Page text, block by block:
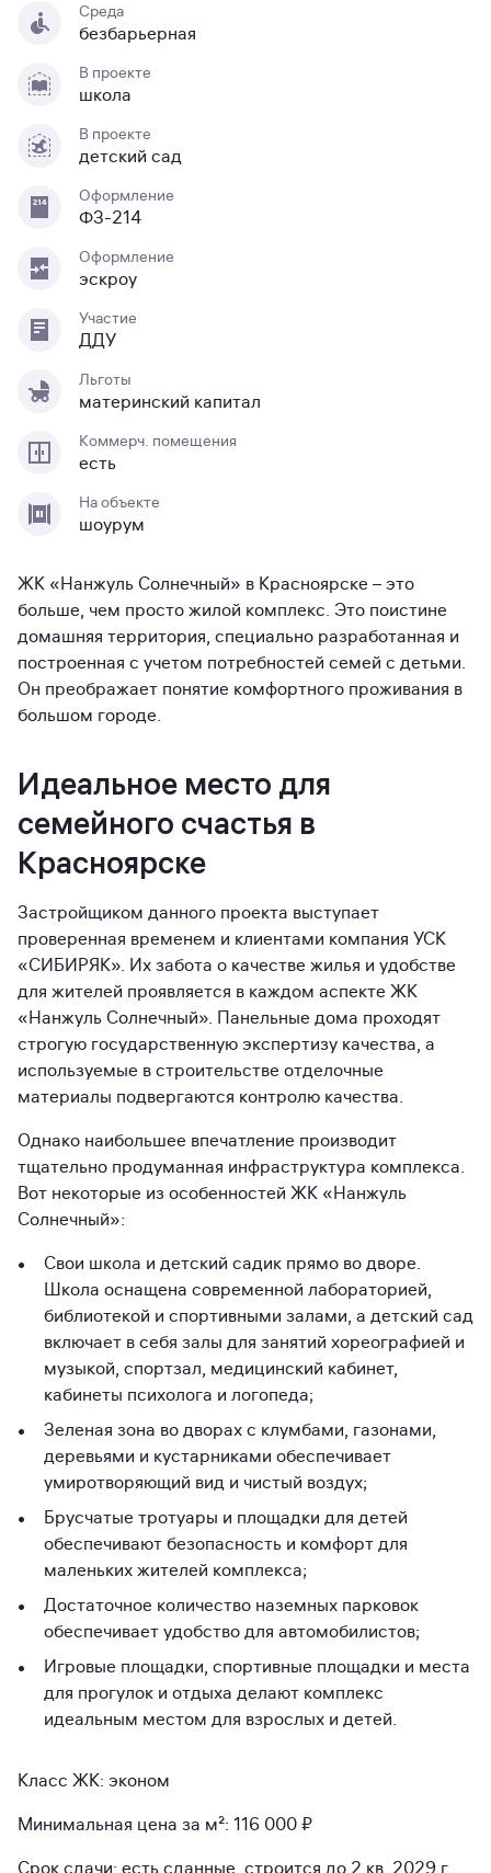
Среда
безбарьерная
В проекте
школа
В проекте
детский сад
Оформление
ФЗ-214
Оформление
эскроу
Участие
ДДУ
Льготы
материнский капитал
Коммерч. помещения
есть
На объекте
шоурум
ЖК «Нанжуль Солнечный» в Красноярске – это
больше, чем просто жилой комплекс. Это поистине
домашняя территория, специально разработанная и
построенная с учетом потребностей семей с детьми.
Он преображает понятие комфортного проживания в
большом городе.
Идеальное место для
семейного счастья в
Красноярске
Застройщиком данного проекта выступает
проверенная временем и клиентами компания УСК
«СИБИРЯК». Их забота о качестве жилья и удобстве
для жителей проявляется в каждом аспекте ЖК
«Нанжуль Солнечный». Панельные дома проходят
строгую государственную экспертизу качества, а
используемые в строительстве отделочные
материалы подвергаются контролю качества.
Однако наибольшее впечатление производит
тщательно продуманная инфраструктура комплекса.
Вот некоторые из особенностей ЖК «Нанжуль
Солнечный»:
Свои школа и детский садик прямо во дворе.
Школа оснащена современной лабораторией,
библиотекой и спортивными залами, а детский сад
включает в себя залы для занятий хореографией и
музыкой, спортзал, медицинский кабинет,
кабинеты психолога и логопеда;
Зеленая зона во дворах с клумбами, газонами,
деревьями и кустарниками обеспечивает
умиротворяющий вид и чистый воздух;
Брусчатые тротуары и площадки для детей
обеспечивают безопасность и комфорт для
маленьких жителей комплекса;
Достаточное количество наземных парковок
обеспечивает удобство для автомобилистов;
Игровые площадки, спортивные площадки и места
для прогулок и отдыха делают комплекс
идеальным местом для взрослых и детей.
Класс ЖК: эконом
Минимальная цена за м²: 116 000 ₽
Срок сдачи: есть сданные, строится до 2 кв. 2029 г.